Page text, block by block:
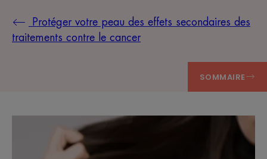
Protéger votre peau des effets secondaires des
traitements contre le cancer
SOMMAIRE